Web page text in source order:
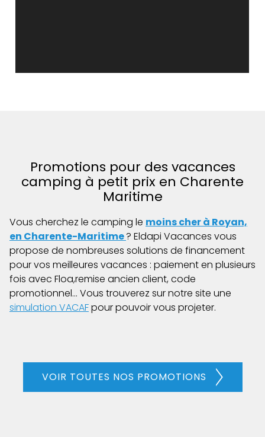
Promotions pour des vacances
camping à petit prix en Charente
Maritime
Vous cherchez le camping le moins cher à Royan,
en Charente-Maritime? Eldapi Vacances vous
propose de nombreuses solutions de financement
pour vos meilleures vacances : paiement en plusieurs
fois avec Floa,remise ancien client, code
promotionnel… Vous trouverez sur notre site une
simulation VACAFpour pouvoir vous projeter.
VOIR TOUTES NOS PROMOTIONS